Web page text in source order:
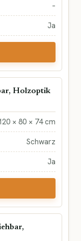
–
Ja
Holzoptik
× 80 × 74 cm
Schwarz
Ja